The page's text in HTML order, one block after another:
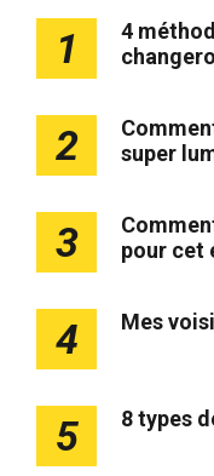
1
4
2
super
3
pour cet
4 Mes
5 8 types